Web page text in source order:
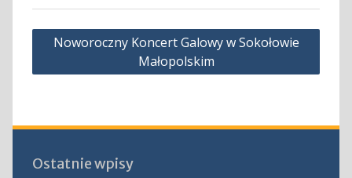
Nawigacja
Noworoczny Koncert Galowy w Sokołowie
Małopolskim
Ostatnie wpisy